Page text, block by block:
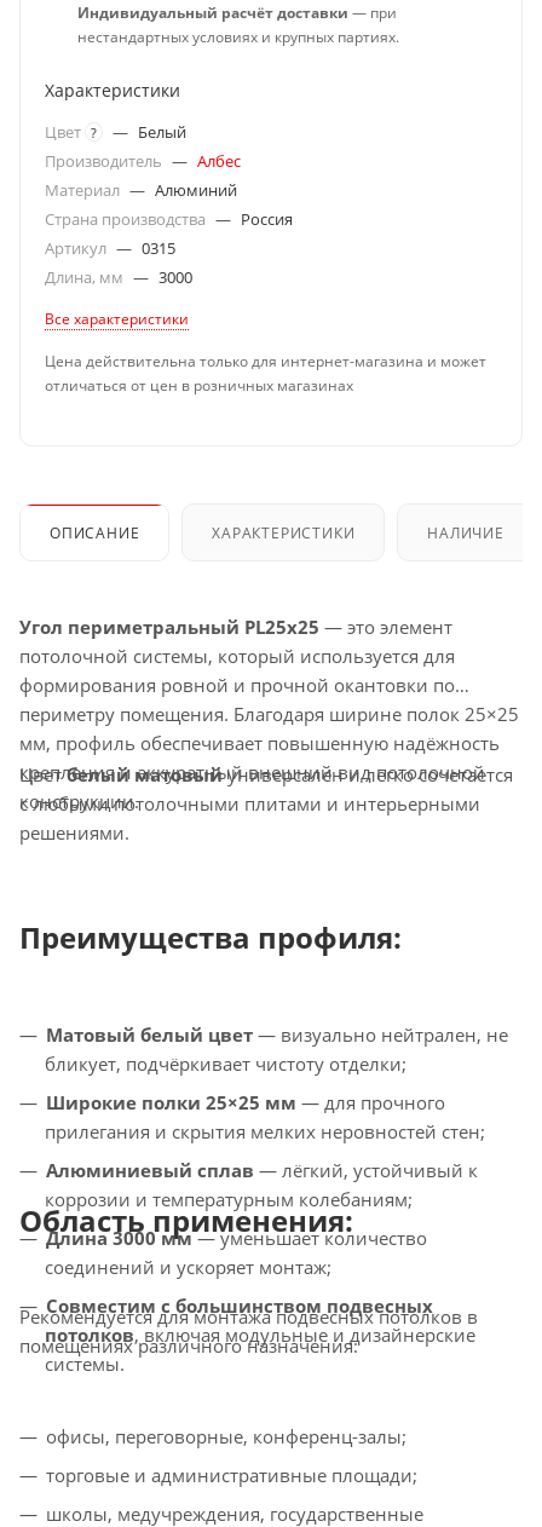
Индивидуальный расчёт доставки — при
нестандартных условиях и крупных партиях.
Характеристики
Цвет ? — Белый
Производитель — Албес
Материал — Алюминий
Страна производства — Россия
Артикул — 0315
Длина, мм — 3000
Все характеристики
Цена действительна только для интернет-магазина и может
отличаться от цен в розничных магазинах
ОПИСАНИЕ ХАРАКТЕРИСТИКИ НАЛИЧИЕ
Угол периметральный PL25x25 — это элемент
потолочной системы, который используется для
формирования ровной и прочной окантовки по
периметру помещения. Благодаря ширине полок 25×25
мм, профиль обеспечивает повышенную надёжность
крепления и аккуратный внешний вид потолочной
конструкции.
Цветбелый матовыйуниверсален и легко сочетается
с любыми потолочными плитами и интерьерными
решениями.
Преимущества профиля:
Матовый белый цвет — визуально нейтрален, не
бликует, подчёркивает чистоту отделки;
Широкие полки 25×25 мм — для прочного
прилегания и скрытия мелких неровностей стен;
Алюминиевый сплав — лёгкий, устойчивый к
коррозии и температурным колебаниям;
Длина 3000 мм— уменьшает количество
соединений и ускоряет монтаж;
Совместим с большинством подвесных
потолков, включая модульные и дизайнерские
системы.
Область применения:
Рекомендуется для монтажа подвесных потолков в
помещениях различного назначения:
офисы, переговорные, конференц-залы;
торговые и административные площади;
школы, медучреждения, государственные